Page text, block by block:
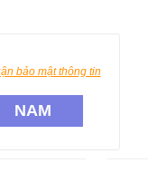
bảo mật thông tin
NAM